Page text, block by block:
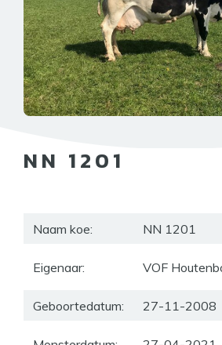
NN 1201
Naam koe: NN 1201
Eigenaar: VOF
Geboortedatum: 27-11-2008